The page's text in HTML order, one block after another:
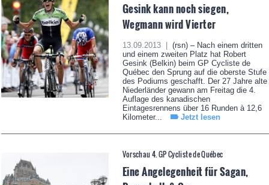
Gesink kann noch siegen,
Wegmann wird Vierter
13.09.2013 |
(rsn) – Nach einem dritten
und einem zweiten Platz hat Robert
Gesink (Belkin) beim GP Cycliste de
Québec den Sprung auf die oberste Stufe
des Podiums geschafft. Der 27 Jahre alte
Niederländer gewann am Freitag die 4.
Auflage des kanadischen
Eintagesrennens über 16 Runden à 12,6
Kilometer...
Jetzt lesen
Vorschau 4. GP Cycliste de Québec
Eine Angelegenheit für Sagan,